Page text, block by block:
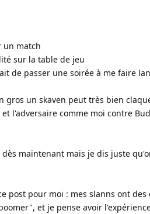
un match
sur la table de jeu
de passer une soirée à me faire
un skaven peut très bien
l'adversaire comme moi contre
maintenant mais je dis juste
post pour moi : mes slanns ont des
et je pense avoir